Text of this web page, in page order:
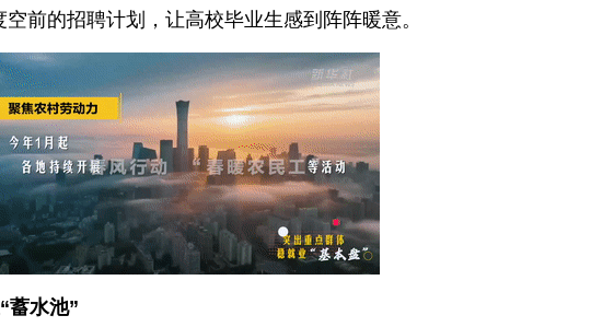
前的招聘计划，让高校毕业生感到阵阵暖意。
蓄水池”